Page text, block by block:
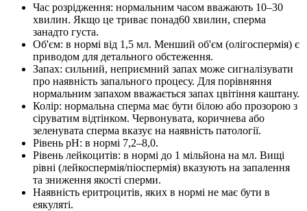
Час розрідження: нормальним часом вважають 10–30
хвилин. Якщо це триває понад60 хвилин, сперма
занадто густа.
Об'єм: в нормі від 1,5 мл. Менший об'єм (олігоспермія) є
приводом для детального обстеження.
Запах: сильний, неприємний запах може сигналізувати
про наявність запального процесу. Для порівняння
нормальним запахом вважається запах цвітіння каштану.
Колір: нормальна сперма має бути білою або прозорою з
сіруватим відтінком. Червонувата, коричнева або
зеленувата сперма вказує на наявність патології.
Рівень рН: в нормі 7,2–8,0.
Рiвень лейкоцитiв: в нормі до 1 мільйона на мл. Вищі
рівні (лейкоспермія/піоспермія) вказують на запалення
та зниження якості сперми.
Наявність еритроцитів, яких в нормі не має бути в
еякуляті.